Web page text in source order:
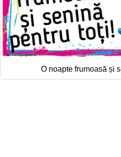
O noapte frumoasă și